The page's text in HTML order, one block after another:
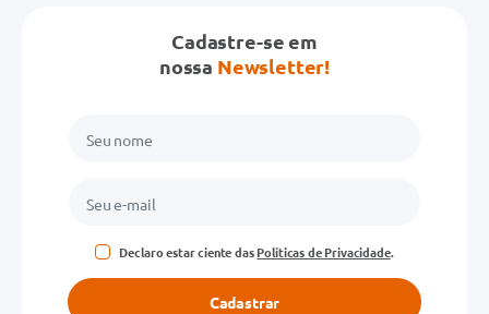
Cadastre-se em
nossa Newsletter!
Declaro estar ciente dasPolíticas de Privacidade.
Cadastrar